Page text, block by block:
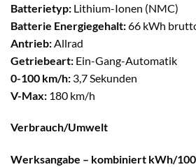
Batterietyp: Lithium-Ionen (NMC)
Batterie Energiegehalt:66 kWh
Antrieb: Allrad
Getriebeart: Ein-Gang-Automatik
0-100 km/h: 3,7 Sekunden
V-Max: 180 km/h
Verbrauch/Umwelt
Werksangabe – kombiniert kWh/